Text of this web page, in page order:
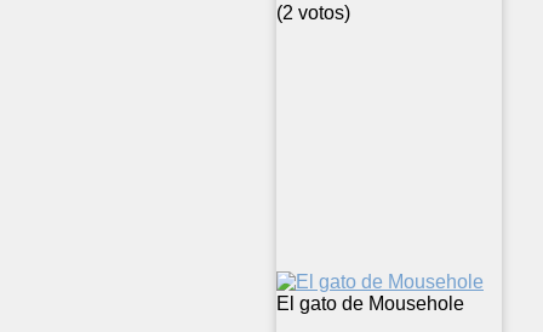
(2 votos)
El gato de Mousehole